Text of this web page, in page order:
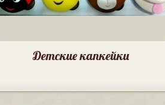
Детские капкейки